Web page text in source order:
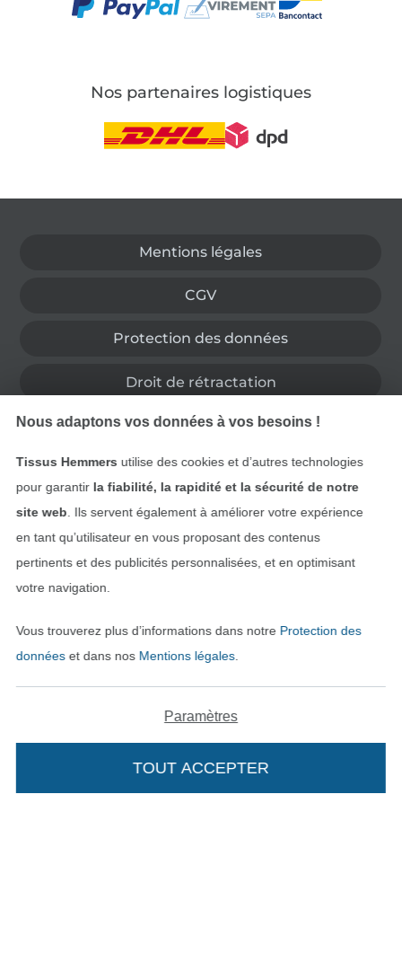
Nos partenaires logistiques
Mentions légales
CGV
Protection des données
Droit de rétractation
Contact
Trouvez plus d’idées
Nederlands
Passer à la boutique
Français
Passer à la
Nous adaptons vos données à vos besoins !
Tissus Hemmers utilise des cookies et d’autres technologies
pour garantir la fiabilité, la rapidité et la sécurité de notre
site web . Ils servent également à améliorer votre expérience
en tant qu’utilisateur en vous proposant des contenus
pertinents et des publicités personnalisées, et en optimisant
votre navigation.
Vous trouverez plus d’informations dans notre Protection des
donnéeset dans nos Mentions légales.
Paramètres
TOUT ACCEPTER